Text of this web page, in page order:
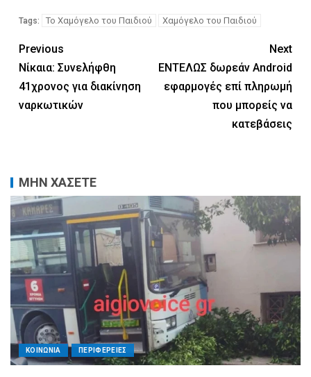
Tags: Το Χαμόγελο του Παιδιού Χαμόγελο του Παιδιού
Previous
Νίκαια: Συνελήφθη
41χρονος για διακίνηση
ναρκωτικών
Next
ΕΝΤΕΛΩΣ δωρεάν Android
εφαρμογές επί πληρωμή
που μπορείς να
κατεβάσεις
ΜΗΝ ΧΑΣΕΤΕ
ΚΟΙΝΩΝΙΑ ΠΕΡΙΦΕΡΕΙΕΣ